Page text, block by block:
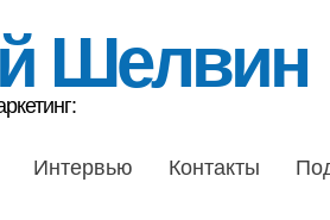
Шелвин
Интервью Контакты